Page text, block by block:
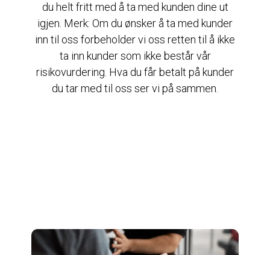
du helt fritt med å ta med kunden dine ut
igjen. Merk: Om du ønsker å ta med kunder
inn til oss forbeholder vi oss retten til å ikke
ta inn kunder som ikke består vår
risikovurdering. Hva du får betalt på kunder
du tar med til oss ser vi på sammen.